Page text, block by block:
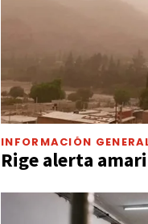
INFORMACIÓN
Rige alerta